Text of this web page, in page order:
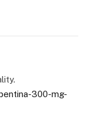
300-mg-